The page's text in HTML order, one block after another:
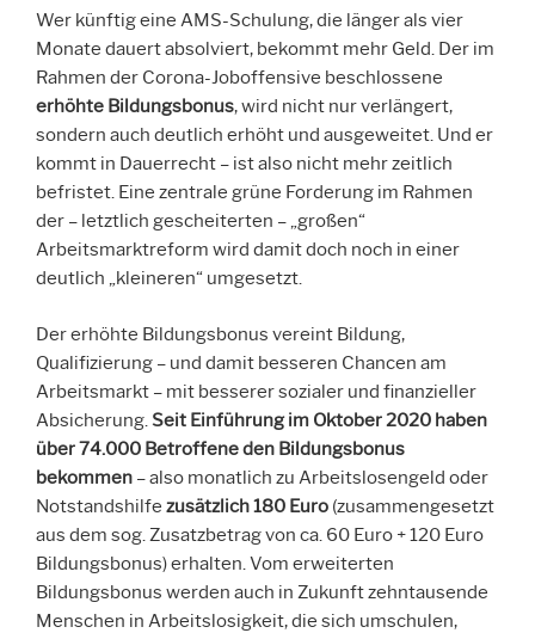
Wer künftig eine AMS-Schulung, die länger als vier
Monate dauert absolviert, bekommt mehr Geld. Der im
Rahmen der Corona-Joboffensive beschlossene
erhöhte Bildungsbonus, wird nicht nur verlängert,
sondern auch deutlich erhöht und ausgeweitet. Und er
kommt in Dauerrecht – ist also nicht mehr zeitlich
befristet. Eine zentrale grüne Forderung im Rahmen
der – letztlich gescheiterten – „großen“
Arbeitsmarktreform wird damit doch noch in einer
deutlich „kleineren“ umgesetzt.
Der erhöhte Bildungsbonus vereint Bildung,
Qualifizierung – und damit besseren Chancen am
Arbeitsmarkt – mit besserer sozialer und finanzieller
Absicherung.Seit Einführung im Oktober 2020 haben
über 74.000 Betroffene den Bildungsbonus
bekommen – also monatlich zu Arbeitslosengeld oder
Notstandshilfe zusätzlich 180 Euro (zusammengesetzt
aus dem sog. Zusatzbetrag von ca. 60 Euro + 120 Euro
Bildungsbonus) erhalten. Vom erweiterten
Bildungsbonus werden auch in Zukunft zehntausende
Menschen in Arbeitslosigkeit, die sich umschulen,